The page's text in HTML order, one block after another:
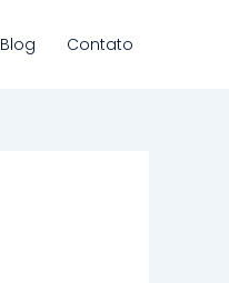
Blog Contato